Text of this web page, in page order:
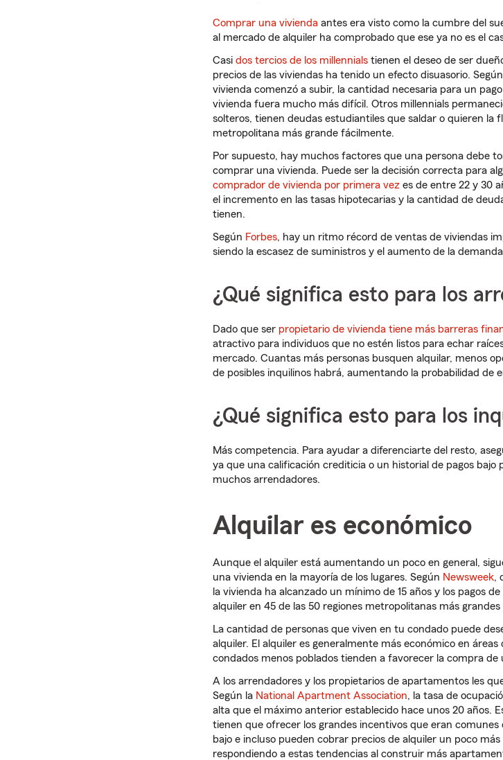
Comprar una vivienda antes era visto como la cumbre del
al mercado de alquiler ha comprobado que ese ya no es el
Casi dos tercios de los millennials tienen el deseo de ser
precios de las viviendas ha tenido un efecto disuasorio. Según
vivienda comenzó a subir, la cantidad necesaria para un
vivienda fuera mucho más difícil. Otros millennials
solteros, tienen deudas estudiantiles que saldar o quieren la
metropolitana más grande fácilmente.
Por supuesto, hay muchos factores que una persona debe
comprar una vivienda. Puede ser la decisión correcta para
comprador de vivienda por primera vez es de entre 22 y 30
el incremento en las tasas hipotecarias y la cantidad de
tienen.
Según Forbes, hay un ritmo récord de ventas de viviendas
siendo la escasez de suministros y el aumento de la
¿Qué significa esto para los
Dado que ser propietario de vivienda tiene más barreras
atractivo para individuos que no estén listos para echar
mercado. Cuantas más personas busquen alquilar, menos
de posibles inquilinos habrá, aumentando la probabilidad de
¿Qué significa esto para los
Más competencia. Para ayudar a diferenciarte del resto,
ya que una calificación crediticia o un historial de pagos
muchos arrendadores.
Alquilar es económico
Aunque el alquiler está aumentando un poco en general,
una vivienda en la mayoría de los lugares. Según Newsweek,
la vivienda ha alcanzado un mínimo de 15 años y los pagos
alquiler en 45 de las 50 regiones metropolitanas más grandes
La cantidad de personas que viven en tu condado puede
alquiler. El alquiler es generalmente más económico en
condados menos poblados tienden a favorecer la compra de
A los arrendadores y los propietarios de apartamentos les
Según la National Apartment Association, la tasa de
alta que el máximo anterior establecido hace unos 20 años.
tienen que ofrecer los grandes incentivos que eran
bajo e incluso pueden cobrar precios de alquiler un poco
respondiendo a estas tendencias al construir más